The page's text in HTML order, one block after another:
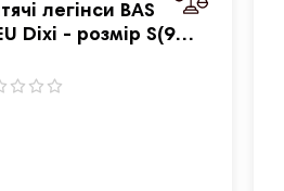
легінси BAS
Dixi - розмір S(98-